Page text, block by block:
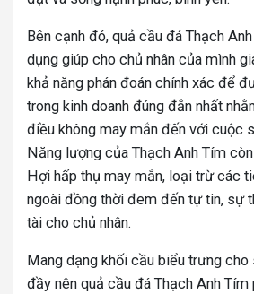
Bên cạnh đó, quả cầu đá Thạch
dụng giúp cho chủ nhân của mình
khả năng phán đoán chính xác để
trong kinh doanh đúng đắn nhất
điều không may mắn đến với cuộc
Năng lượng của Thạch Anh Tím
Hợi hấp thụ may mắn, loại trừ các
ngoài đồng thời đem đến tự tin, sự
tài cho chủ nhân.
Mang dạng khối cầu biểu trưng cho
đầy nên quả cầu đá Thạch Anh Tím